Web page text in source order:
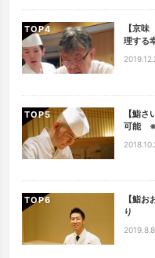
TOP
【京
理する
TOP
【鮨
可能 ※
TOP
【鮨
り
2019.8.8